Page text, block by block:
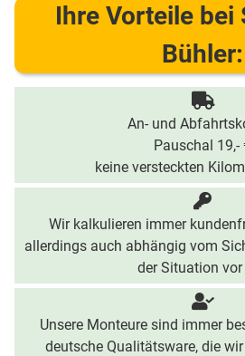
Ihre Vorteile bei
Bühler:
An- und
Pauschal 19,-
keine versteckten
Wir kalkulieren immer
allerdings auch abhängig vom
der Situation vor
Unsere Monteure sind immer
deutsche Qualitätsware, die